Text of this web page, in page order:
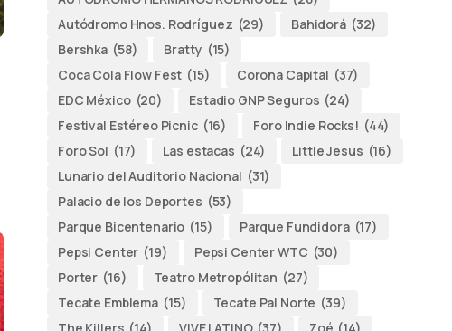
Autódromo Hnos. Rodríguez (29) Bahidorá (32)
Bershka (58) Bratty (15)
Coca Cola Flow Fest (15) Corona Capital (37)
EDC México (20) Estadio GNP Seguros (24)
Festival Estéreo Picnic (16) Foro Indie Rocks! (44)
Foro Sol (17) Las estacas (24) Little Jesus (16)
Lunario del Auditorio Nacional (31)
Palacio de los Deportes (53)
Parque Bicentenario (15) Parque Fundidora (17)
Pepsi Center (19) Pepsi Center WTC (30)
Porter (16) Teatro Metropólitan (27)
Tecate Emblema (15) Tecate Pal Norte (39)
The Killers (14) VIVE LATINO (37) Zoé (14)